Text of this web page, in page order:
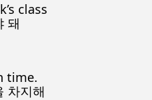
class
돼
time.
차지해